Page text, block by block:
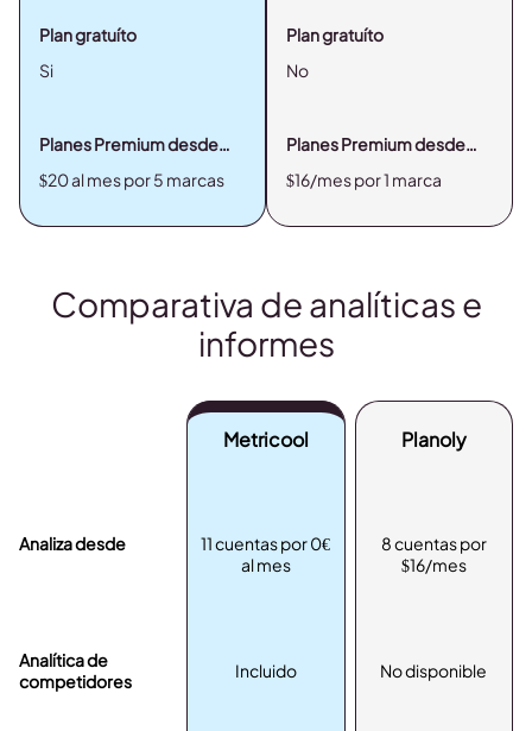
Plan gratuíto
Si
Planes Premium desde…
$20 al mes por 5 marcas
Plan gratuíto
No
Planes Premium desde…
$16/mes por 1 marca
Comparativa de analíticas e
informes
Metricool Planoly
Analiza desde
11 cuentas por 0€
al mes
8 cuentas por
$16/mes
Analítica de
competidores
Incluido No disponible